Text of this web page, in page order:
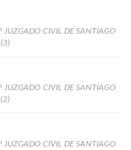
JUZGADO CIVIL DE SANTIAGO
JUZGADO CIVIL DE SANTIAGO
JUZGADO CIVIL DE SANTIAGO